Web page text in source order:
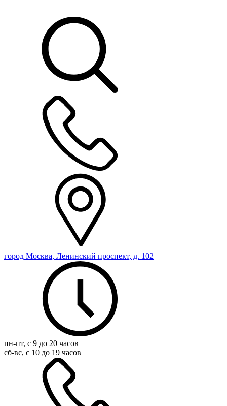
город Москва, Ленинский проспект, д. 102
пн-пт, с 9 до 20 часов
сб-вс, с 10 до 19 часов